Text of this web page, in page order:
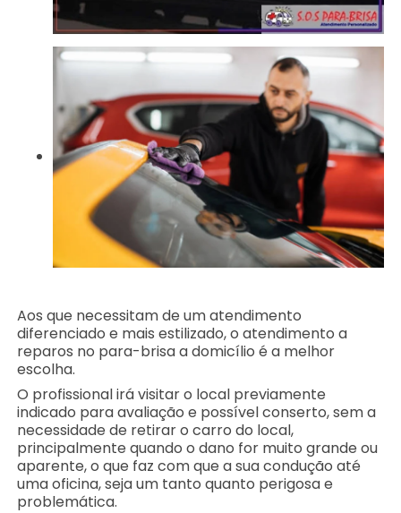
Aos que necessitam de um atendimento
diferenciado e mais estilizado, o atendimento a
reparos no para-brisa a domicílio é a melhor
escolha.
O profissional irá visitar o local previamente
indicado para avaliação e possível conserto, sem a
necessidade de retirar o carro do local,
principalmente quando o dano for muito grande ou
aparente, o que faz com que a sua condução até
uma oficina, seja um tanto quanto perigosa e
problemática.